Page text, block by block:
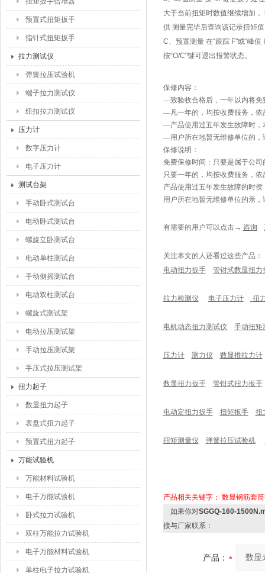
预置式扭矩扳手
指针式扭矩扳手
拉力测试仪
弹簧拉压试验机
端子拉力测试仪
纽扣拉力测试仪
压力计
数字压力计
电子压力计
测试台架
手动卧式测试台
电动卧式测试台
螺旋立卧测试台
电动单柱测试台
手动侧摇测试台
电动双柱测试台
螺旋式测试架
电动拉压测试架
手动拉压测试架
手压式拉压测试架
扭力起子
数显扭力起子
表盘式扭力起子
预置式扭力起子
万能试验机
万能材料试验机
电子万能试验机
卧式拉力试验机
双柱万能拉力试验机
电子万能材料试验机
单柱电子拉力试验机
大于当前扭矩时数值继续增加
供 测量完毕后查询该记录扭矩
C、预置测量 在“跟踪 F"或“峰
按“O/C"键可退出报警状态。
保修内容：
—致验收合格后，一年以内将免
—凡一年的，均按收费服务，依
—产品使用过五年发生故障时，
—用户所在地暂无维修单位的
保修说明：
免费保修时间：只要是属于公
只要一年的，均按收费服务，
产品使用过五年发生故障的时
用户所在地暂无维修单位的亲
有需要的用户可以点击→ 咨询
关注本文的人还看过这些产品：
电动扭力扳手
管钳式数显扭力
拉力检测仪 电子压力计 扭
电机动态扭力测试仪 手动扭矩
压力计 测力仪 数显推拉力计
数显扭力扳手 管钳式扭力扳手
电动定扭力扳手 扭矩扳手 扭
扭矩测量仪 弹簧拉压试验机
产品相关关键字： 数显钢筋套
如果你对SGGQ-160-
接与厂家联系：
产品：